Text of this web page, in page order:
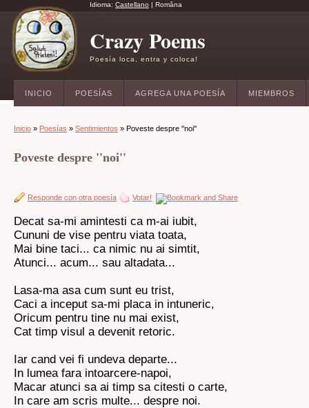
Idioma: Castellano | Româna
Crazy Poems
Poesía loca, entra y coloca!
INICIO POESÍAS AGREGA UNA POESÍA MIEMBROS
Inicio » Poesías » Sentimientos » Poveste despre ''noi''
Poveste despre ''noi''
Responde con otra poesía Votar!
Decat sa-mi amintesti ca m-ai iubit,
Cununi de vise pentru viata toata,
Mai bine taci... ca nimic nu ai simtit,
Atunci... acum... sau altadata...
Lasa-ma asa cum sunt eu trist,
Caci a inceput sa-mi placa in intuneric,
Oricum pentru tine nu mai exist,
Cat timp visul a devenit retoric.
Iar cand vei fi undeva departe...
In lumea fara intoarcere-napoi,
Macar atunci sa ai timp sa citesti o carte,
In care am scris multe... despre noi.